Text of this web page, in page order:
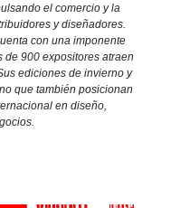
el comercio y la
y diseñadores.
con una imponente
de 900 expositores atraen
ediciones de invierno y
que también posicionan
en diseño,